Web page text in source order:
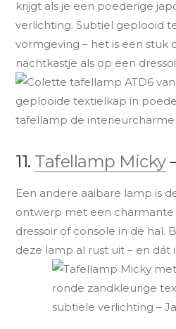
krijgt als je een poederige
verlichting. Subtiel geplooid
vormgeving – het is een stuk
nachtkastje als op een
11. Tafellamp Micky
Een andere aaibare lamp is
ontwerp met een
dressoir of console in de hal.
deze lamp al rust uit – en dát